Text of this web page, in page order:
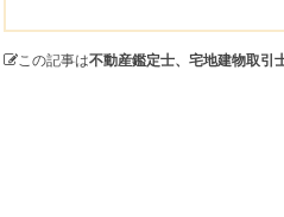
この記事は不動産鑑定士、宅地建物取引